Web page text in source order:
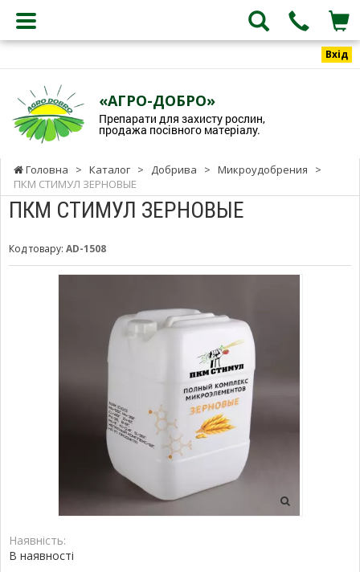
Вхід
«АГРО-ДОБРО»
Препарати для захисту рослин,
продажа посівного матеріалу.
Головна > Каталог > Добрива > Микроудобрения
>
ПКМ СТИМУЛ ЗЕРНОВЫЕ
ПКМ СТИМУЛ ЗЕРНОВЫЕ
Код товару: AD-1508
Наявність:
В наявності